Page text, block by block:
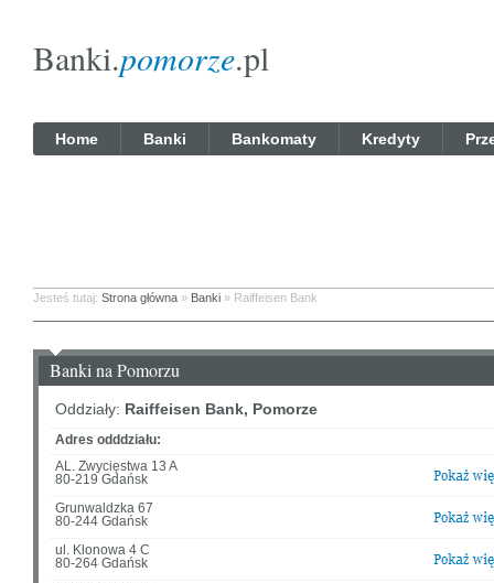
Banki.pomorze.pl
Home Banki Bankomaty Kredyty
Jesteś tutaj: Strona główna » Banki » Raiffeisen Bank
Banki na Pomorzu
Oddziały: Raiffeisen Bank, Pomorze
Adres odddziału:
AL. Zwycięstwa 13 A
80-219 Gdańsk
Grunwaldzka 67
80-244 Gdańsk
ul. Klonowa 4 C
80-264 Gdańsk